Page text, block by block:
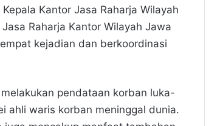
Kantor Jasa Raharja Wilayah
Raharja Kantor Wilayah Jawa
kejadian dan berkoordinasi
pendataan korban luka-
ahli waris korban meninggal dunia.